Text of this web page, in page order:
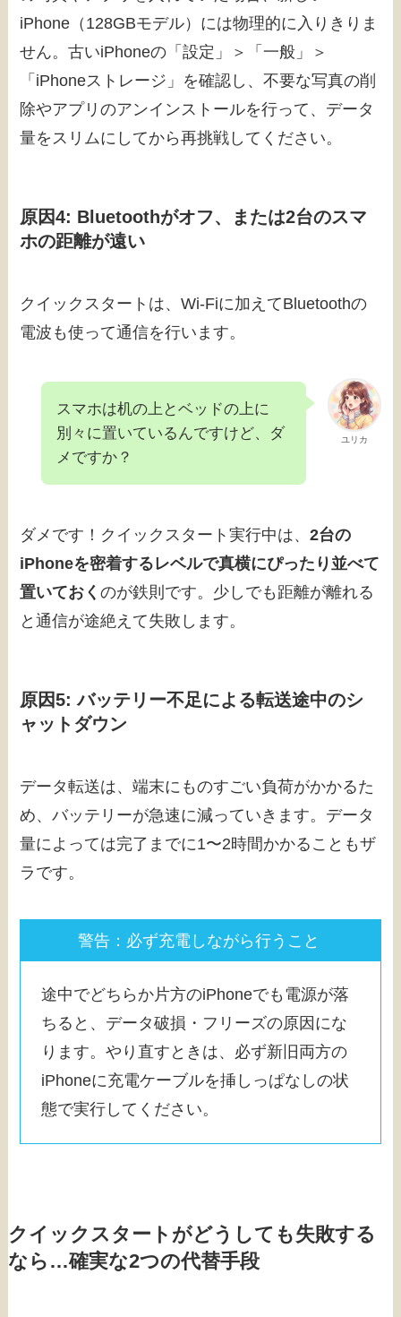
iPhone（128GBモデル）には物理的に入りきりま
せん。古いiPhoneの「設定」＞「一般」＞
「iPhoneストレージ」を確認し、不要な写真の削
除やアプリのアンインストールを行って、データ
量をスリムにしてから再挑戦してください。
原因4: Bluetoothがオフ、または2台のスマ
ホの距離が遠い
クイックスタートは、Wi-Fiに加えてBluetoothの
電波も使って通信を行います。
ユリカ
スマホは机の上とベッドの上に
別々に置いているんですけど、ダ
メですか？
ダメです！クイックスタート実行中は、2台の
iPhoneを密着するレベルで真横にぴったり並べて
置いておくのが鉄則です。少しでも距離が離れる
と通信が途絶えて失敗します。
原因5: バッテリー不足による転送途中のシ
ャットダウン
データ転送は、端末にものすごい負荷がかかるた
め、バッテリーが急速に減っていきます。データ
量によっては完了までに1〜2時間かかることもザ
ラです。
警告：必ず充電しながら行うこと
途中でどちらか片方のiPhoneでも電源が落
ちると、データ破損・フリーズの原因にな
ります。やり直すときは、必ず新旧両方の
iPhoneに充電ケーブルを挿しっぱなしの状
態で実行してください。
クイックスタートがどうしても失敗する
なら…確実な2つの代替手段